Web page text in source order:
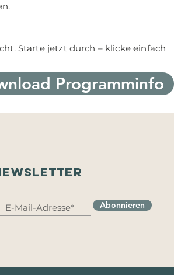
Starte jetzt durch – klicke einfach
Programminfo
Abonnieren